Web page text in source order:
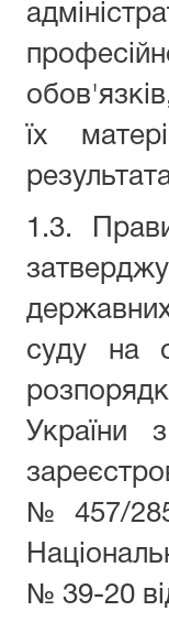
їх
1.3.
суду на
України
№457/
№ 39-20